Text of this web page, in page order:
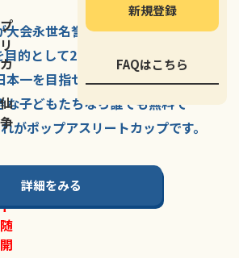
新規登録
FAQはこちら
大会永世名誉会長を務める、野球の
目的として2007年に
本一を目指せる唯一の野球大会。
な子どもたちなら誰でも無料で
がポップアスリートカップです。
詳細をみる